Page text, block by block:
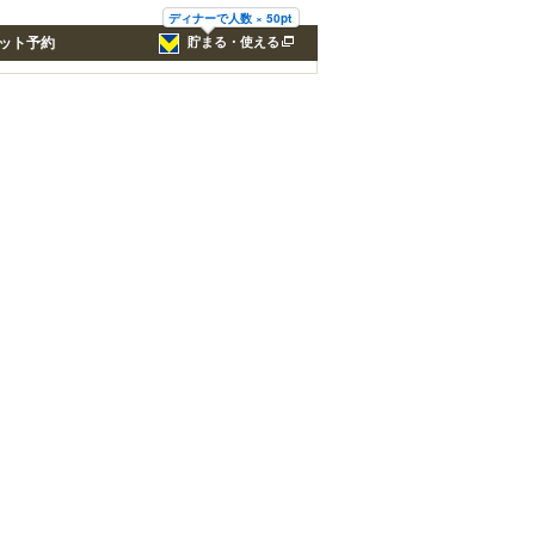
ディナーで人数 × 50pt
貯まる・使える
ト予約